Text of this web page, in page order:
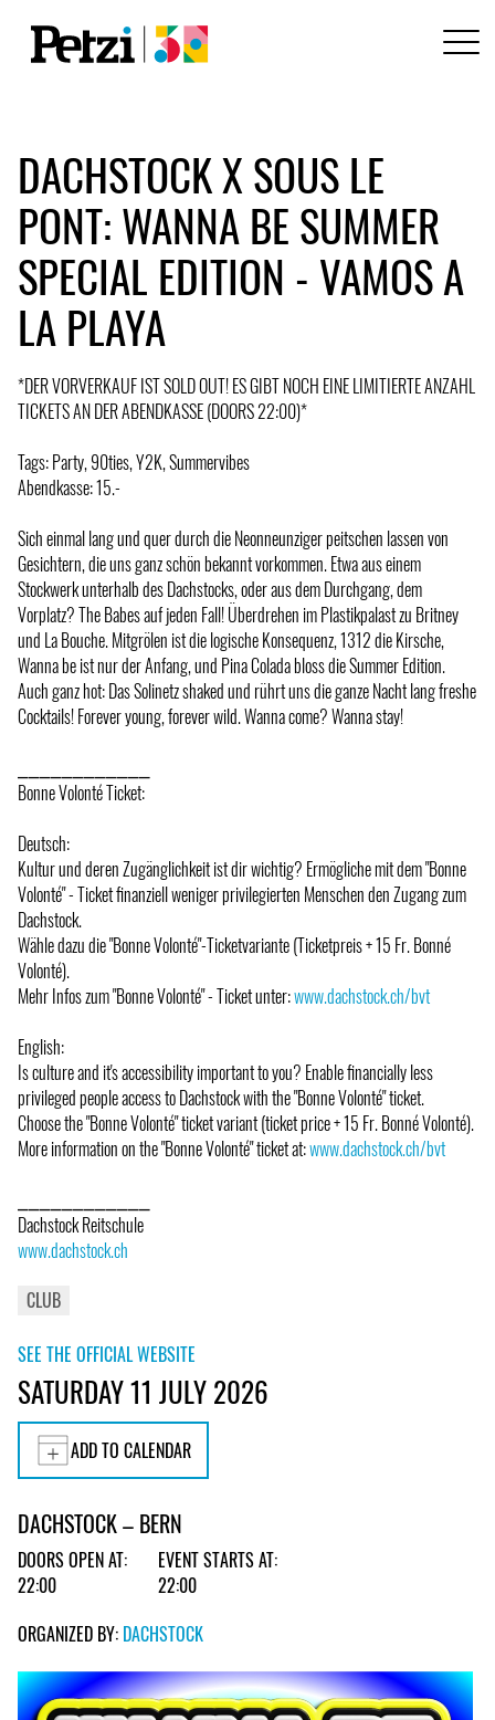
DACHSTOCK X SOUS LE
PONT: WANNA BE SUMMER
SPECIAL EDITION - VAMOS A
LA PLAYA
*DER VORVERKAUF IST SOLD OUT! ES GIBT NOCH EINE LIMITIERTE ANZAHL
TICKETS AN DER ABENDKASSE (DOORS 22:00)*
Tags: Party, 90ties, Y2K, Summervibes
Abendkasse: 15.-
Sich einmal lang und quer durch die Neonneunziger peitschen lassen von
Gesichtern, die uns ganz schön bekannt vorkommen. Etwa aus einem
Stockwerk unterhalb des Dachstocks, oder aus dem Durchgang, dem
Vorplatz? The Babes auf jeden Fall! Überdrehen im Plastikpalast zu Britney
und La Bouche. Mitgrölen ist die logische Konsequenz, 1312 die Kirsche,
Wanna be ist nur der Anfang, und Pina Colada bloss die Summer Edition.
Auch ganz hot: Das Solinetz shaked und rührt uns die ganze Nacht lang freshe
Cocktails! Forever young, forever wild. Wanna come? Wanna stay!
Bonne Volonté Ticket:
Deutsch:
Kultur und deren Zugänglichkeit ist dir wichtig? Ermögliche mit dem "Bonne
Volonté" - Ticket finanziell weniger privilegierten Menschen den Zugang zum
Dachstock.
Wähle dazu die "Bonne Volonté"-Ticketvariante (Ticketpreis + 15 Fr. Bonné
Volonté).
Mehr Infos zum "Bonne Volonté" - Ticket unter:www.dachstock.ch/bvt
English:
Is culture and it's accessibility important to you? Enable financially less
privileged people access to Dachstock with the "Bonne Volonté" ticket.
Choose the "Bonne Volonté" ticket variant (ticket price + 15 Fr. Bonné Volonté).
More information on the "Bonne Volonté" ticket at:www.dachstock.ch/bvt
Dachstock Reitschule
www.dachstock.ch
CLUB
SEE THE OFFICIAL WEBSITE
SATURDAY 11 JULY 2026
ADD TO CALENDAR
DACHSTOCK – BERN
DOORS OPEN AT:
22:00
EVENT STARTS AT:
22:00
ORGANIZED BY: DACHSTOCK